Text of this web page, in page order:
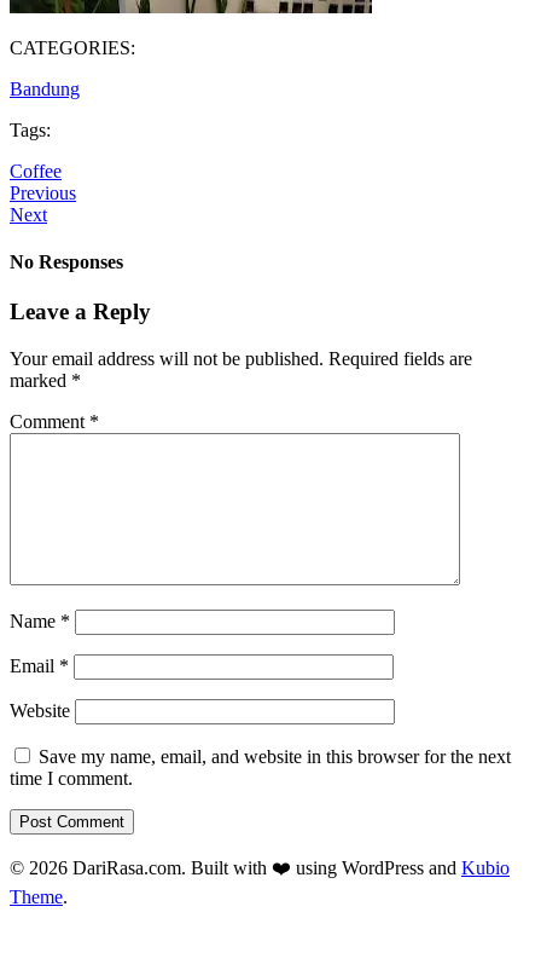
CATEGORIES:
Bandung
Tags:
Coffee
Previous
Next
No Responses
Leave a Reply
Your email address will not be published. Required fields are
marked *
Comment *
Name *
Email *
Website
Save my name, email, and website in this browser for the next
time I comment.
© 2026 DariRasa.com. Built with ❤️ using WordPress and Kubio
Theme.